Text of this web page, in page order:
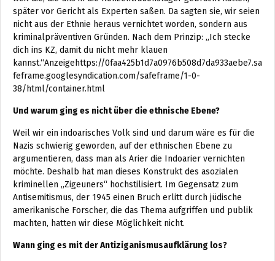
später vor Gericht als Experten saßen. Da sagten sie, wir seien
nicht aus der Ethnie heraus vernichtet worden, sondern aus
kriminalpräventiven Gründen. Nach dem Prinzip: „Ich stecke
dich ins KZ, damit du nicht mehr klauen
kannst.“Anzeigehttps://0faa425b1d7a0976b508d7da933aebe7.sa
feframe.googlesyndication.com/safeframe/1-0-
38/html/container.html
Und warum ging es nicht über die ethnische Ebene?
Weil wir ein indoarisches Volk sind und darum wäre es für die
Nazis schwierig geworden, auf der ethnischen Ebene zu
argumentieren, dass man als Arier die Indoarier vernichten
möchte. Deshalb hat man dieses Konstrukt des asozialen
kriminellen „Zigeuners“ hochstilisiert. Im Gegensatz zum
Antisemitismus, der 1945 einen Bruch erlitt durch jüdische
amerikanische Forscher, die das Thema aufgriffen und publik
machten, hatten wir diese Möglichkeit nicht.
Wann ging es mit der Antiziganismusaufklärung los?